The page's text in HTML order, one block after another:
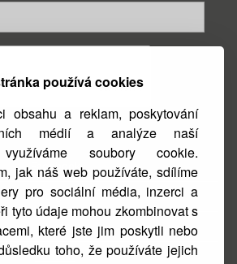
používá cookies
obsahu a reklam, poskytování
médií a analýze naší
využíváme soubory cookie.
jak náš web používáte, sdílíme
pro sociální média, inzerci a
tyto údaje mohou zkombinovat s
které jste jim poskytli nebo
toho, že používáte jejich
Facebook
Instagram
O nás
Kontakt